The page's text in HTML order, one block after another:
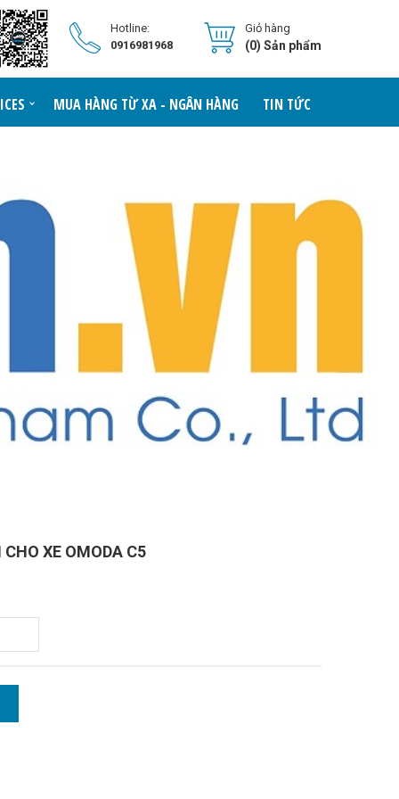
Hotline:
0916981968
Giỏ hàng
(0) Sản phẩm
MUA HÀNG TỪ XA - NGÂN HÀNG TIN TỨC
XE OMODA C5